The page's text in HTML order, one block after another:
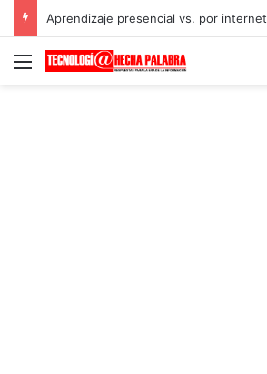
Aprendizaje presencial vs. por internet
Menú